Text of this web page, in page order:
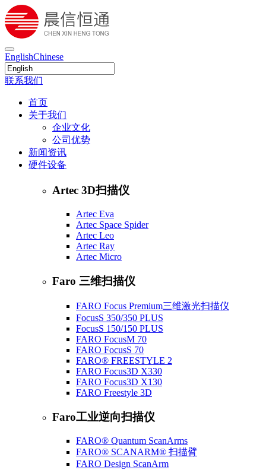
EnglishChinese
联系我们
首页
关于我们
企业文化
公司优势
新闻资讯
硬件设备
Artec 3D扫描仪
Artec Eva
Artec Space Spider
Artec Leo
Artec Ray
Artec Micro
Faro 三维扫描仪
FARO Focus Premium三维激光扫描仪
FocusS 350/350 PLUS
FocusS 150/150 PLUS
FARO FocusM 70
FARO FocusS 70
FARO® FREESTYLE 2
FARO Focus3D X330
FARO Focus3D X130
FARO Freestyle 3D
Faro工业逆向扫描仪
FARO® Quantum ScanArms
FARO® SCANARM® 扫描臂
FARO Design ScanArm